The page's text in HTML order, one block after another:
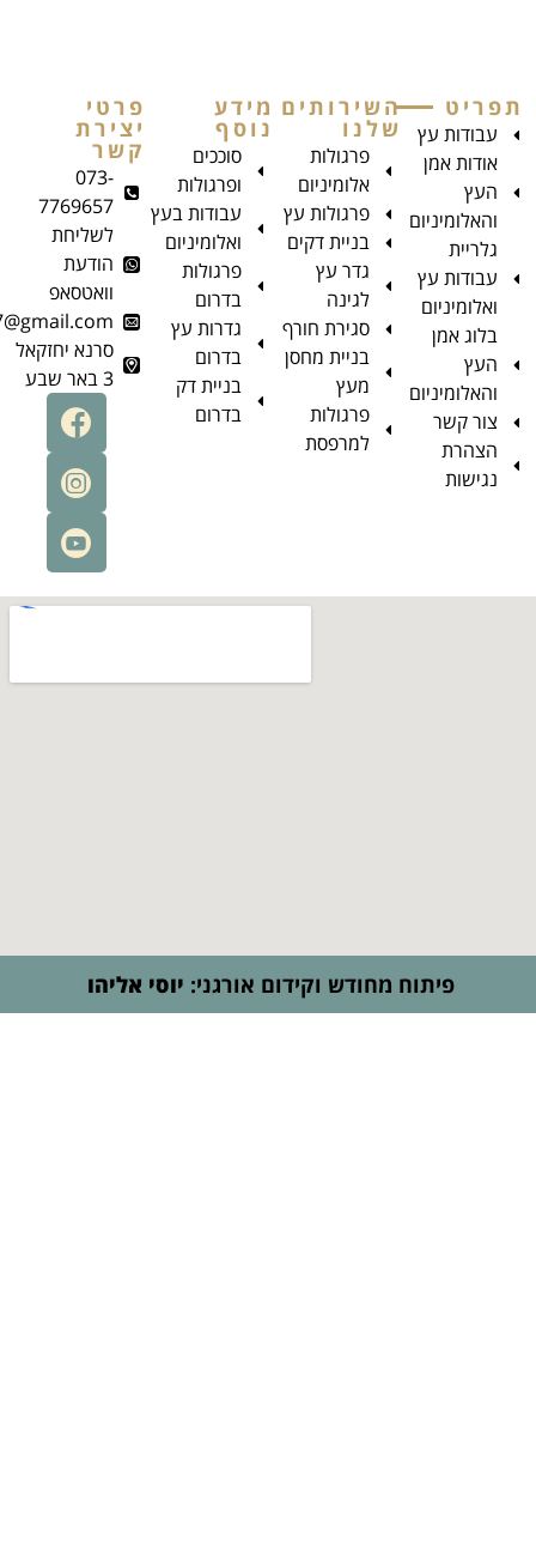
השירותים
שלנו
פרגולות
אלומיניום
פרגולות עץ
בניית דקים
גדר עץ
לגינה
סגירת חורף
בניית מחסן
מעץ
פרגולות
למרפסת
מידע
נוסף
סוככים
ופרגולות
עבודות בעץ
ואלומיניום
פרגולות
בדרום
גדרות עץ
בדרום
בניית דק
בדרום
פרטי
יצירת
קשר
073-
7769657
לשליחת
הודעת
וואטסאפ
aman.top8787@gmail.com
סרנא יחזקאל
3 באר שבע
מחודש וקידום אורגני:יוסי אליהו